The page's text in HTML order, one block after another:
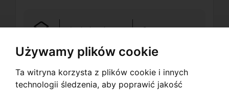
Używamy plików cookie
Ta witryna korzysta z plików cookie i innych
technologii śledzenia, aby poprawić jakość
Liczba komór 3
Głębokość ramy 60 mm